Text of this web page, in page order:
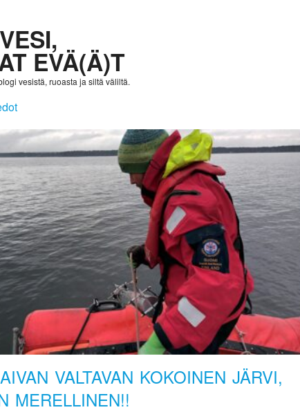
EVÄ(Ä)T
vesistä, ruoasta ja siltä väliltä.
VALTAVAN KOKOINEN JÄRVI,
MERELLINEN!!